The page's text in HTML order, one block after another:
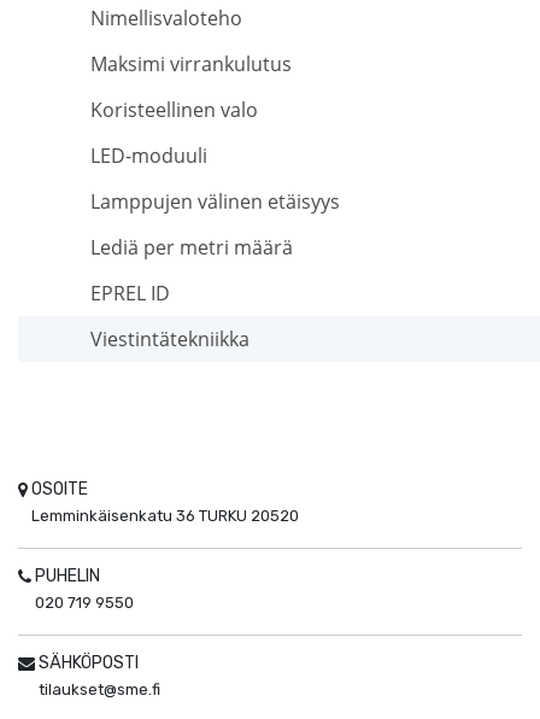
Nimellisvaloteho
Maksimi virrankulutus
Koristeellinen valo
LED-moduuli
Lamppujen välinen etäisyys
Lediä per metri määrä
EPREL ID
Viestintätekniikka
OSOITE
Lemminkäisenkatu 36 TURKU 20520
PUHELIN
020 719 9550
SÄHKÖPOSTI
tilaukset@sme.fi